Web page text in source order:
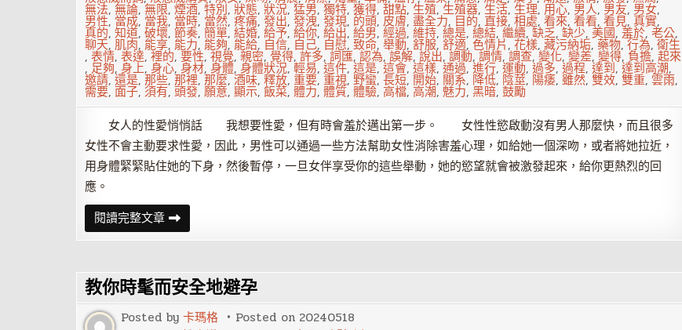
無法,無論,無限,煙酒, 特別, 狀態,狀況,猛男,獨特, 獲得,甜點,生殖,生殖器, 生活, 生理, 用心, 男人, 男友, 男女,
男性, 當成, 當我, 當時, 當然, 疼痛, 發出, 發洩, 發現, 的頭, 皮膚, 盡全力, 目的, 直接, 相處, 看來, 看看, 看見, 真實,
真的, 知道, 破壞, 節奏, 簡單, 結婚, 給予, 給你, 給出, 給男, 經過, 維持, 總是, 總結,繼續,缺乏,缺少,美國,羞於,老公,
聊天, 肌肉, 能享, 能力, 能夠, 能給, 自信, 自己, 自慰, 致命, 舉動, 舒服, 舒適, 色情片, 花樣,藏污納垢,藥物,行為, 衛生
,表情,表達,裡的,要性,視覺,親密,覺得,許多,詞匯,認為,誤解,說出,調動,調情,調查,變化,變差, 變得, 負擔, 起來
, 足夠, 身上, 身心, 身材, 身體, 身體狀況,輕易, 這件, 這是,這會,這樣,通過,進行,運動, 過多, 過程, 達到,達到高潮,
邀請,還是, 那些,那裡,那麼,酒味,釋放, 重要, 重視, 野蠻, 長短, 開始, 關系, 降低, 陰莖, 陽痿, 雖然, 雙效, 雙重, 雲雨,
需要, 面子, 須有, 頭發, 願意, 顯示, 飯菜, 體力, 體質, 體驗, 高檔, 高潮, 魅力, 黑暗, 鼓勵
女人的性愛悄悄話 我想要性愛，但有時會羞於邁出第一步。 女性性慾啟動沒有男人那麼快，而且很多
女性不會主動要求性愛，因此，男性可以通過一些方法幫助女性消除害羞心理，如給她一個深吻，或者將她拉近，
用身體緊緊貼住她的下身，然後暫停，一旦女伴享受你的這些舉動，她的慾望就會被激發起來，給你更熱烈的回
應。
閱讀完整文章這
些
悄
必
須
在
脫
光
教你時髦而安全地避孕
Posted by 卡瑪格 Posted on 20240518